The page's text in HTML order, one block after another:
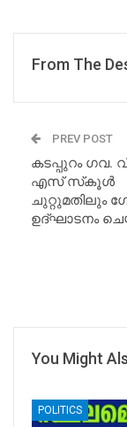
From The
PREV POST
കടപ്പുറം ഗവ.
എസ് സ്‌കൂൾ
ചുറ്റുമതിലും
ഉദ്ഘാടനം
You Might
POLITICS